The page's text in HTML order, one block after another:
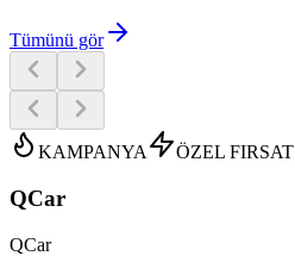
Tümünü gör
KAMPANYA ÖZEL FIRSAT
QCar
QCar